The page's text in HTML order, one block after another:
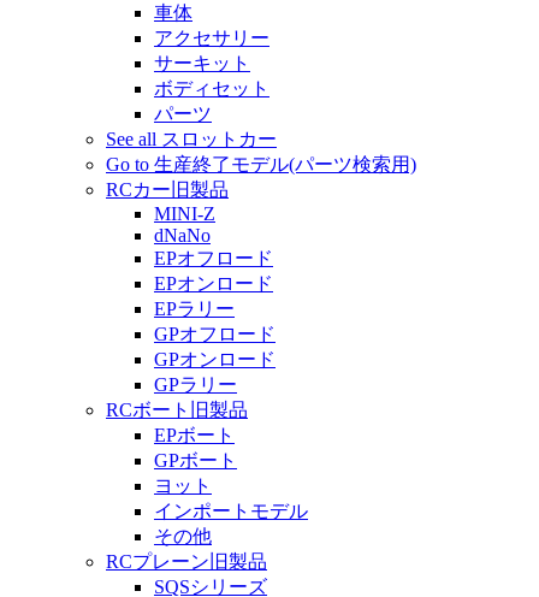
車体
アクセサリー
サーキット
ボディセット
パーツ
See all スロットカー
Go to 生産終了モデル(パーツ検索用)
RCカー旧製品
MINI-Z
dNaNo
EPオフロード
EPオンロード
EPラリー
GPオフロード
GPオンロード
GPラリー
RCボート旧製品
EPボート
GPボート
ヨット
インポートモデル
その他
RCプレーン旧製品
SQSシリーズ